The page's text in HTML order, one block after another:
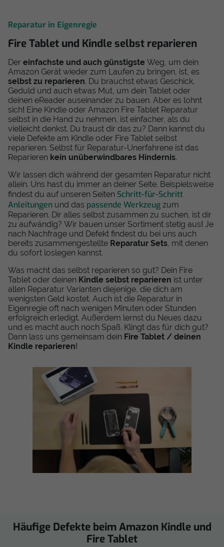
Reparatur in Eigenregie
Fire Tablet und Kindle selbst reparieren
Der einfachste und auch günstigste Weg, um dein
Amazon Gerät wieder zum Laufen zu bringen, ist, es
selbst zu reparieren. Du brauchst etwas Geschick,
Geduld und auch etwas Mut, um dein Tablet oder
deinen eReader auseinander zu bauen. Aber es lohnt
sich! Eine Kindle oder Amazon Fire Tablet Reparatur
selbst in die Hand zu nehmen, ist einfacher, als du
vielleicht denkst. Du traust dir das zu? Dann kannst du
viele Defekte am Kindle oder Fire Tablet selbst
reparieren. Selbst für Reparatur-Unerfahrene ist das
Reparieren kein unüberwindbares Hindernis.
Wir lassen dich während der gesamten Reparatur nicht
allein. Uns hast du immer an deiner Seite. Beispielsweise
findest du auf unseren Seiten Schritt-für-Schritt
Anleitungen und das passende Werkzeug zum
Reparieren. Dir alles selbst zusammen zu suchen, ist dir
zu aufwändig? Wir bauen unser Sortiment stetig aus! Je
nach Nachfrage und Defekt findest du bei uns auch
bereits zusammengestellte Reparatur Sets , mit denen
du sofort loslegen kannst.
Was macht das selbst reparieren so gut? Dein Fire
Tablet oder deinen Kindle selbst reparieren ist unter
allen Reparatur Varianten diejenige, die dich am
wenigsten Geld kostet. Auch ist die Reparatur in
Eigenregie oft nach wenigen Minuten oder Stunden
erfolgreich erledigt. Außerdem lernst du Neues dazu
und es macht auch noch Spaß. Klingt das für dich gut?
Dann lass uns gemeinsam dein Fire Tablet / deinen
Kindle reparieren!
Häufige Defekte beim Amazon Kindle und
Fire Tablet